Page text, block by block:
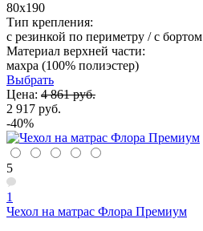
80x190
Тип крепления:
с резинкой по периметру / с бортом
Материал верхней части:
махра (100% полиэстер)
Выбрать
Цена: 4 861 руб.
2 917 руб.
-40%
5
1
Чехол на матрас Флора Премиум